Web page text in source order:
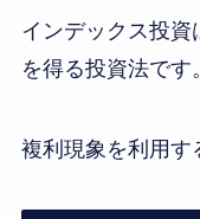
インデックス投
を得る投資法です。
複利現象を利用す